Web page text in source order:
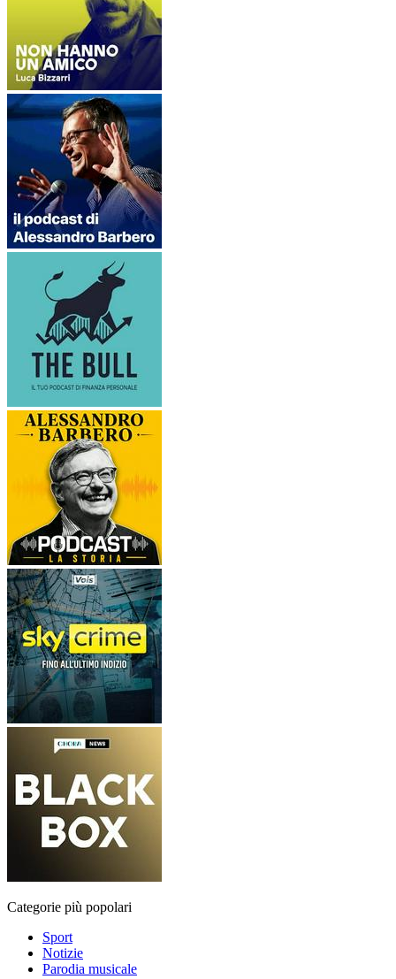
Categorie più popolari
Sport
Notizie
Parodia musicale